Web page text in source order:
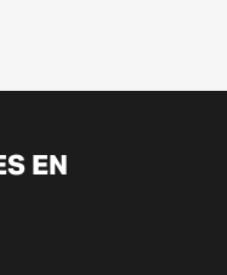
EN